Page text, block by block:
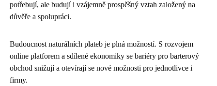
potřebují, ale budují i vzájemně prospěšný vztah založený na
důvěře a spolupráci.
Budoucnost naturálních plateb je plná možností. S rozvojem
online platforem a sdílené ekonomiky se bariéry pro barterový
obchod snižují a otevírají se nové možnosti pro jednotlivce i
firmy.